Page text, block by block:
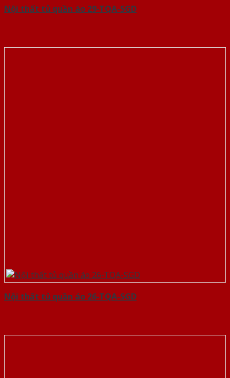
Nội thất tủ quần áo 29-TQA-SGD
Nội thất tủ quần áo 26-TQA-SGD